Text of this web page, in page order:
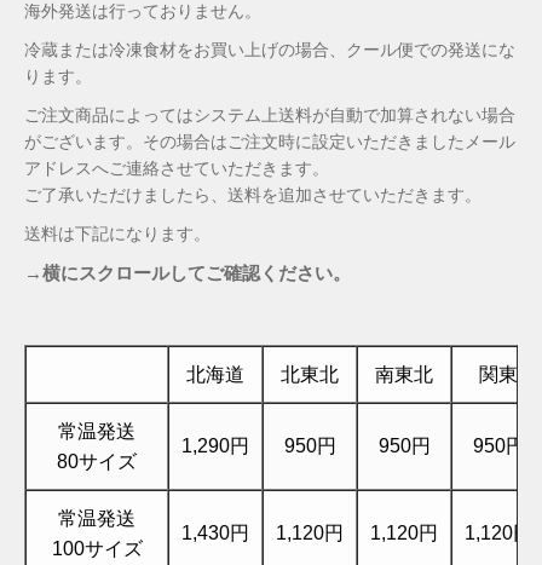
海外発送は行っておりません。
冷蔵または冷凍食材をお買い上げの場合、クール便での発送にな
ります。
ご注文商品によってはシステム上送料が自動で加算されない場合
がございます。その場合はご注文時に設定いただきましたメール
アドレスへご連絡させていただきます。
ご了承いただけましたら、送料を追加させていただきます。
送料は下記になります。
→横にスクロールしてご確認ください。
北海道 北東北 南東北 関東
常温発送
80サイズ
1,290円 950円 950円 950円
常温発送
100サイズ
1,430円 1,120円 1,120円 1,120円